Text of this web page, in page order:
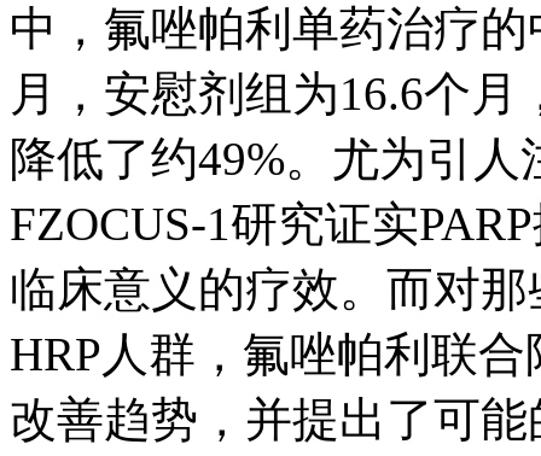
中，氟唑帕利单药治疗
月，安慰剂组为16.6个
降低了约49%。 尤为引人
FZOCUS-1研究证实
临床意义的疗效。而对
HRP人群，氟唑帕利联
改善趋势，并提出了可